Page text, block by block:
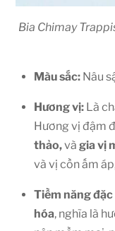
Bia Chimay
Màu sắc: Nâu
Hương vị: Là
Hương vị đậm
thảo,và gia vị
và vị cồn ấm
Tiềm năng
hóa, nghĩa là